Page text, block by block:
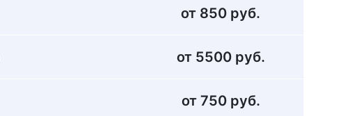
от 850 руб.
от 5500 руб.
от 750 руб.